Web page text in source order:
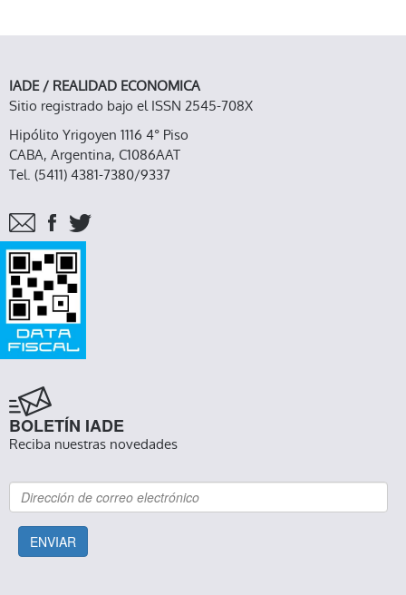
IADE / REALIDAD ECONOMICA
Sitio registrado bajo el ISSN 2545-708X
Hipólito Yrigoyen 1116 4° Piso
CABA, Argentina, C1086AAT
Tel. (5411) 4381-7380/9337
BOLETÍN IADE
Reciba nuestras novedades
ENVIAR